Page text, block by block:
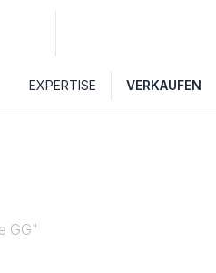
EXPERTISE VERKAUFEN
GG"